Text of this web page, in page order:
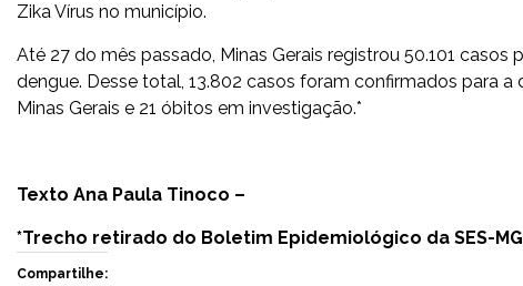
Zika Vírus no município.
Até 27 do mês passado, Minas Gerais registrou 50.101
dengue. Desse total, 13.802 casos foram confirmados para
Minas Gerais e 21 óbitos em investigação.*
Texto Ana Paula Tinoco –
*Trecho retirado do Boletim Epidemiológico da SES-MG
Compartilhe: